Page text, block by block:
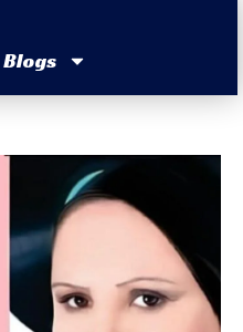
Blogs